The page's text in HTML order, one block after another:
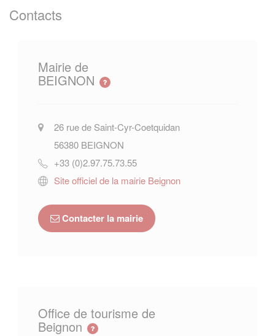
Contacts
Mairie de
BEIGNON
26 rue de Saint-Cyr-Coetquidan
56380 BEIGNON
+33 (0)2.97.75.73.55
Site officiel de la mairie Beignon
Contacter la mairie
Office de tourisme de
Beignon